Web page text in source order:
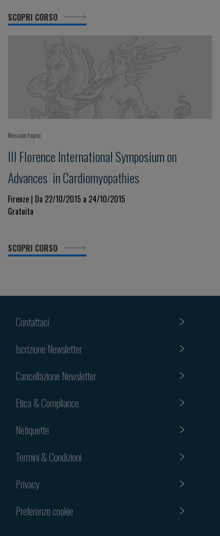
SCOPRI CORSO
Nessun topic
III Florence International Symposium on
Advances in Cardiomyopathies
Firenze | Da 22/10/2015 a 24/10/2015
Gratuita
SCOPRI CORSO
Contattaci
Iscrizione Newsletter
Cancellazione Newsletter
Etica & Compliance
Netiquette
Termini & Condizioni
Privacy
Preferenze cookie